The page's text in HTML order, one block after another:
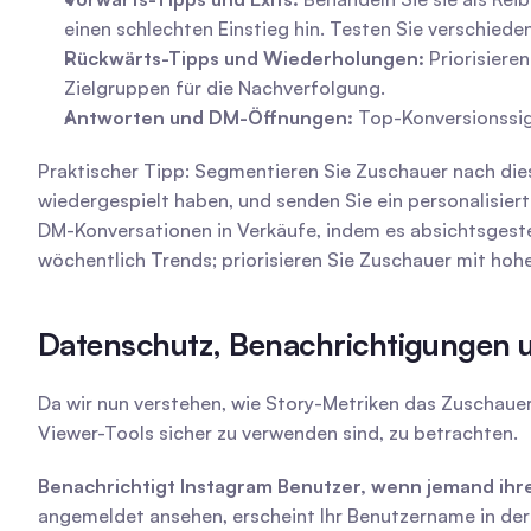
einen schlechten Einstieg hin. Testen Sie
Rückwärts-Tipps und Wiederholungen:
Zielgruppen für die Nachverfolgung.
Antworten und DM-Öffnungen: Top-
Praktischer Tipp: Segmentieren Sie Zuschauer nach
wiedergespielt haben, und senden Sie ein
DM-Konversationen in Verkäufe, indem es
wöchentlich Trends; priorisieren Sie Zuschauer mit
Datenschutz, Benachrichtigungen
Da wir nun verstehen, wie Story-Metriken das
Viewer-Tools sicher zu verwenden sind, zu betrachten.
Benachrichtigt Instagram Benutzer, wenn jemand
angemeldet ansehen, erscheint Ihr Benutzername in